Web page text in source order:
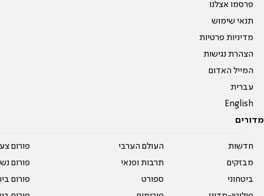
פרסמו אצלנו
תנאי שימוש
מדיניות פרטיות
הצהרת נגישות
המייל האדום
עברית
English
מדורים
חדשות
מבזקים
ביטחוני
העולם הערבי
תרבות ופנאי
ספורט
פורום
פורום
פורום